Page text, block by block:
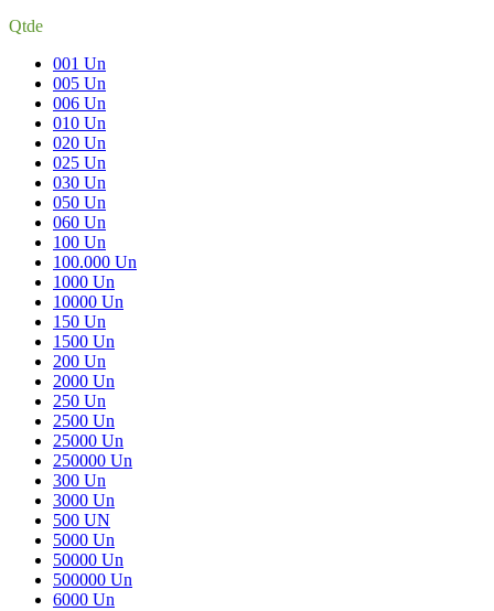
Qtde
001 Un
005 Un
006 Un
010 Un
020 Un
025 Un
030 Un
050 Un
060 Un
100 Un
100.000 Un
1000 Un
10000 Un
150 Un
1500 Un
200 Un
2000 Un
250 Un
2500 Un
25000 Un
250000 Un
300 Un
3000 Un
500 UN
5000 Un
50000 Un
500000 Un
6000 Un